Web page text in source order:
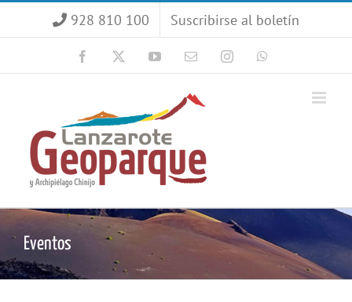
928 810 100 Suscribirse al boletín
Facebook YouTubeCorreoInstagram
Eventos